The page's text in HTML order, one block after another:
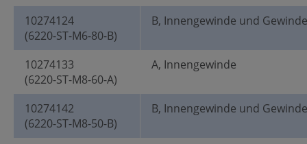
10274124
(6220-ST-M6-80-B)
B, Innengewinde und
10274133
(6220-ST-M8-60-A)
A, Innengewinde
10274142
(6220-ST-M8-50-B)
B, Innengewinde und